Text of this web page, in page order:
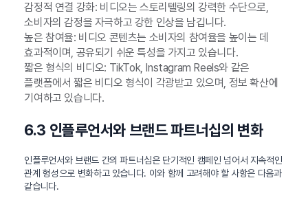
감정적 연결 강화: 비디오는 스토리텔링의 강력한 수단으로,
소비자의 감정을 자극하고 강한 인상을 남깁니다.
높은 참여율: 비디오 콘텐츠는 소비자의 참여율을 높이는 데
효과적이며, 공유되기 쉬운 특성을 가지고 있습니다.
짧은 형식의 비디오: TikTok, Instagram Reels와 같은
플랫폼에서 짧은 비디오 형식이 각광받고 있으며, 정보 확산에
기여하고 있습니다.
6.3 인플루언서와 브랜드 파트너십의 변화
인플루언서와 브랜드 간의 파트너십은 단기적인 캠페인 넘어서 지속적인
관계 형성으로 변화하고 있습니다. 이와 함께 고려해야 할 사항은 다음과
같습니다.